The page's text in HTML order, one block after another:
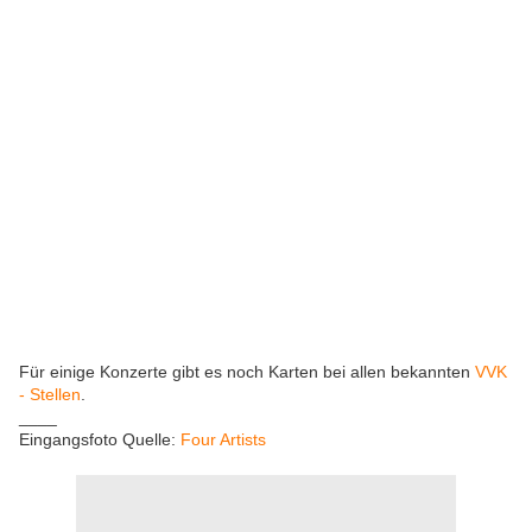
Für einige Konzerte gibt es noch Karten bei allen bekannten VVK
- Stellen
Eingangsfoto Quelle: Four Artists